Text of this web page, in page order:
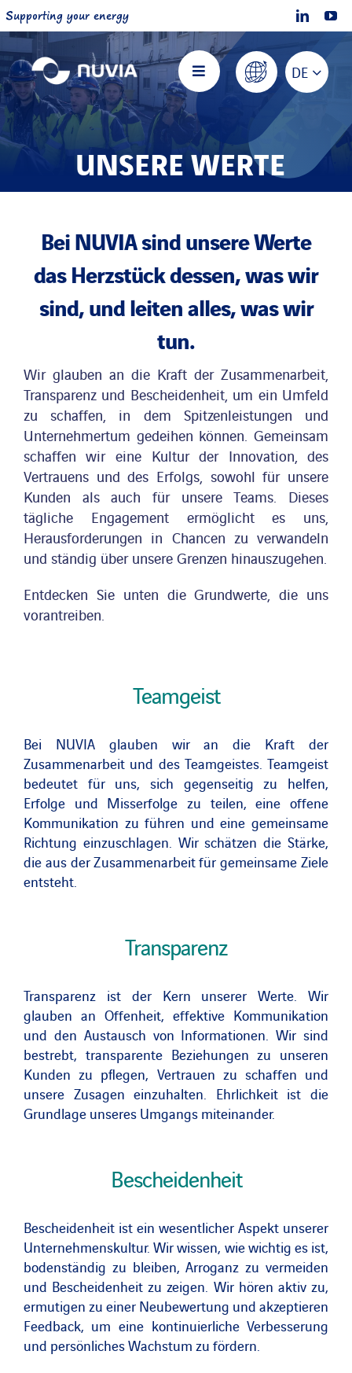
Skip
to
content
Supporting your energy
Toggle
Navigation
Nuvia Startseite
Über NUVIA
Angebote
Projekte
Nachrichten
Veröffentlichungen
Search
for:
DE
UNSERE WERTE
Bei NUVIA sind unsere Werte
das Herzstück dessen, was wir
sind, und leiten alles, was wir
tun.
Wir glauben an die Kraft der Zusammenarbeit,
Transparenz und Bescheidenheit, um ein Umfeld
zu schaffen, in dem Spitzenleistungen und
Unternehmertum gedeihen können. Gemeinsam
schaffen wir eine Kultur der Innovation, des
Vertrauens und des Erfolgs, sowohl für unsere
Kunden als auch für unsere Teams. Dieses
tägliche Engagement ermöglicht es uns,
Herausforderungen in Chancen zu verwandeln
und ständig über unsere Grenzen hinauszugehen.
Entdecken Sie unten die Grundwerte, die uns
vorantreiben.
Teamgeist
Bei NUVIA glauben wir an die Kraft der
Zusammenarbeit und des Teamgeistes. Teamgeist
bedeutet für uns, sich gegenseitig zu helfen,
Erfolge und Misserfolge zu teilen, eine offene
Kommunikation zu führen und eine gemeinsame
Richtung einzuschlagen. Wir schätzen die Stärke,
die aus der Zusammenarbeit für gemeinsame Ziele
entsteht.
Transparenz
Transparenz ist der Kern unserer Werte. Wir
glauben an Offenheit, effektive Kommunikation
und den Austausch von Informationen. Wir sind
bestrebt, transparente Beziehungen zu unseren
Kunden zu pflegen, Vertrauen zu schaffen und
unsere Zusagen einzuhalten. Ehrlichkeit ist die
Grundlage unseres Umgangs miteinander.
Bescheidenheit
Bescheidenheit ist ein wesentlicher Aspekt unserer
Unternehmenskultur. Wir wissen, wie wichtig es ist,
bodenständig zu bleiben, Arroganz zu vermeiden
und Bescheidenheit zu zeigen. Wir hören aktiv zu,
ermutigen zu einer Neubewertung und akzeptieren
Feedback, um eine kontinuierliche Verbesserung
und persönliches Wachstum zu fördern.